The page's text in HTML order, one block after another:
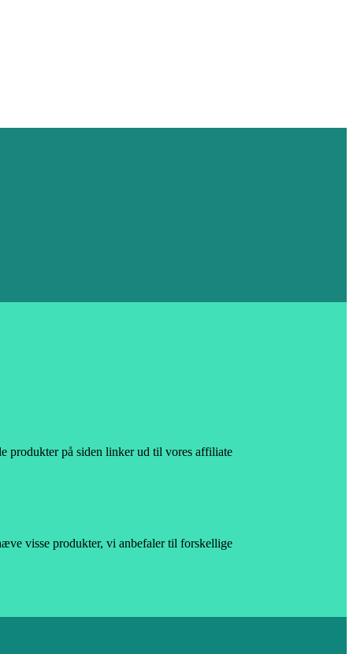
produkter på siden linker ud til vores affiliate
visse produkter, vi anbefaler til forskellige